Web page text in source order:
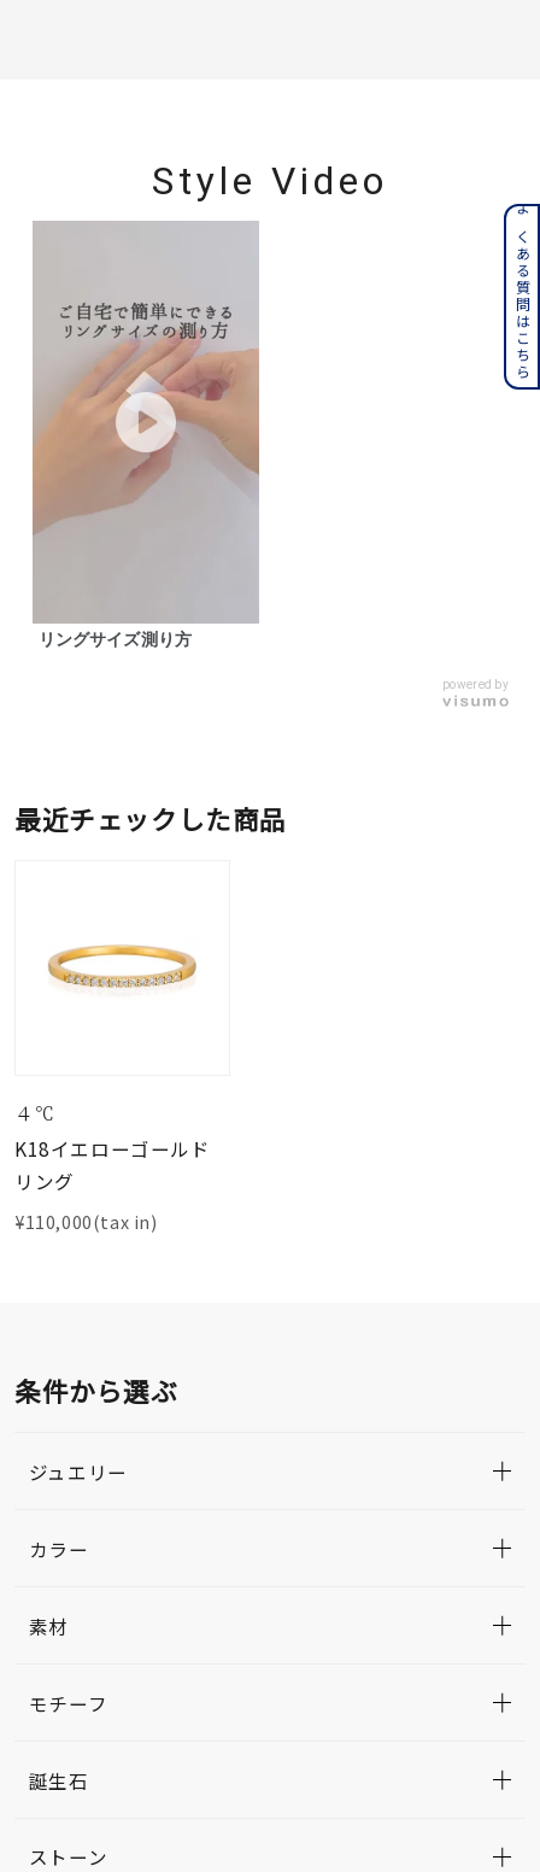
Style Video
リングサイズ測り方
powered by
最近チェックした商品
４℃
K18イエローゴールド
リング
¥110,000(tax in)
条件から選ぶ
ジュエリー
カラー
素材
モチーフ
誕生石
ストーン
よくある質問はこちら